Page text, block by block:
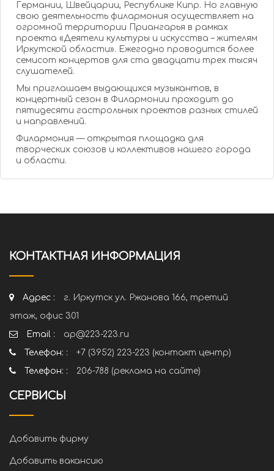
Германии, Швейцарии, Республике Кипр. Но главную
свою деятельность филармония осуществляет на
огромной территории Приангарья в рамках
проекта «Деятели культуры и искусства – жителям
Иркутской области». Ежегодно проводится более
семисот концертов для ста двадцати трех тысяч
слушателей.
Мы приглашаем выдающихся музыкантов, в
концертный сезон в Филармонии проходит до
пятидесяти гастрольных проектов разных стилей
и направлений.
Филармония — открытая площадка для
творческих союзов и коллективов нашего города
и области.
КОНТАКТНАЯ ИНФОРМАЦИЯ
Адрес :
г. Иркутск ул. Ржанова 166, третий
этаж, офис 301
Email :
ap@223-223.ru
Телефон: :
+7 (3952) 223-223 (контакт центр)
Телефон: :
206-788 (реклама на сайте)
СЕРВИСЫ
Добавить фирму
Добавить вакансию